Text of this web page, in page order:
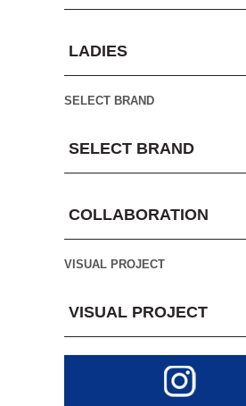
LADIES
SELECT BRAND
SELECT BRAND
COLLABORATION
VISUAL PROJECT
VISUAL PROJECT